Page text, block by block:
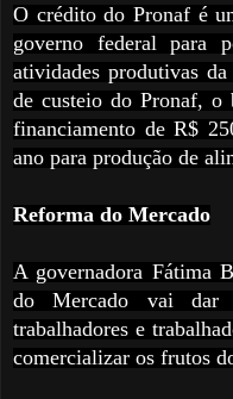
O crédito do Pronaf é
governo federal para
atividades produtivas
de custeio do Pronaf,
financiamento de R$
ano para produção de
Reforma do Mercado
A governadora Fátima
do Mercado vai dar
trabalhadores e
comercializar os frutos